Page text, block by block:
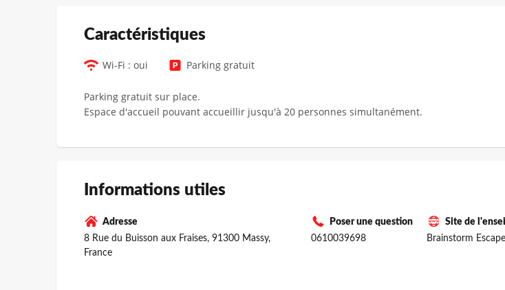
Сaractéristiques
Wi-Fi : oui Parking gratuit
Parking gratuit sur place.
Espace d'accueil pouvant accueillir jusqu'à 20 personnes simultanément.
Informations utiles
Adresse
8 Rue du Buisson aux Fraises, 91300 Massy,
France
Poser une question
0610039698
Site de
Brainstorm Escape